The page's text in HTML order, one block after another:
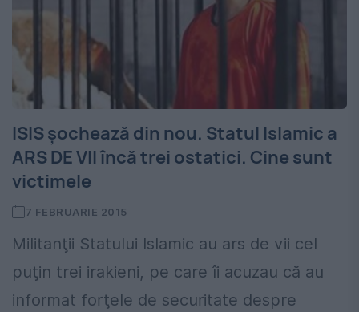
ISIS șochează din nou. Statul Islamic a
ARS DE VII încă trei ostatici. Cine sunt
victimele
7 FEBRUARIE 2015
Militanţii Statului Islamic au ars de vii cel
puţin trei irakieni, pe care îi acuzau că au
informat forţele de securitate despre